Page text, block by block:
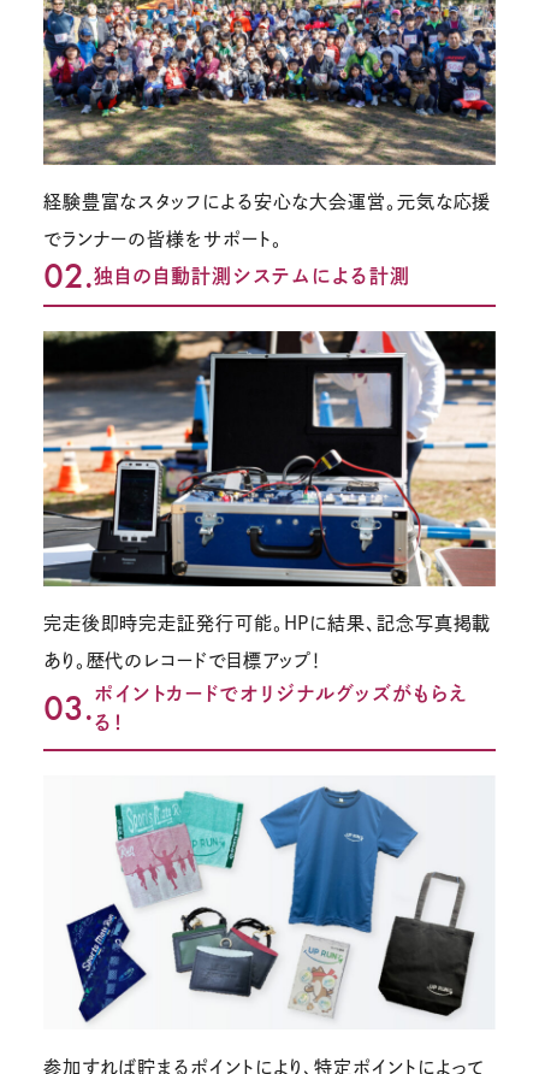
経験豊富なスタッフによる安心な大会運営。元気な応援
でランナーの皆様をサポート。
02.独自の自動計測システムによる計測
完走後即時完走証発行可能。HPに結果、記念写真掲載
あり。歴代のレコードで目標アップ！
03.ポイントカードでオリジナルグッズがもらえ
る！
参加すれば貯まるポイントにより、特定ポイントによって